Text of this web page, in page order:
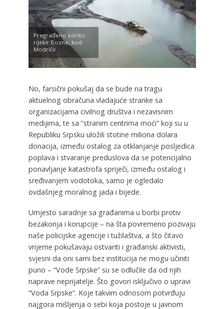
Pregrađeno korito
rijeke Bosne, kod
Modriče
No, farsični pokušaj da se bude na tragu
aktuelnog obračuna vladajuće stranke sa
organizacijama civilnog društva i nezavisnim
medijima, te sa “stranim centrima moći” koji su u
Republiku Srpsku uložili stotine miliona dolara
donacija, između ostalog za otklanjanje posljedica
poplava i stvaranje preduslova da se potencijalno
ponavljanje katastrofa spriječi, između ostalog i
sređivanjem vodotoka, samo je ogledalo
ovdašnjeg moralnog jada i bijede.
Umjesto saradnje sa građanima u borbi protiv
bezakonja i korupcije – na šta povremeno pozivaju
naše policijske agencije i tužilaštva, a što čitavo
vrijeme pokušavaju ostvariti i građanski aktivisti,
svjesni da oni sami bez institucija ne mogu učiniti
puno – “Vode Srpske” su se odlučile da od njih
naprave neprijatelje. Što govori isključivo o upravi
“Voda Srpske”. Koje takvim odnosom potvrđuju
najgora mišljenja o sebi koja postoje u javnom